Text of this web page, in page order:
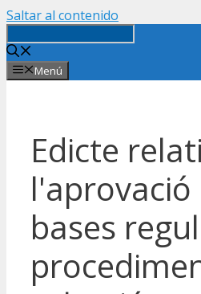
Saltar al contenido
Menú
Edicte
l'aprovació
bases